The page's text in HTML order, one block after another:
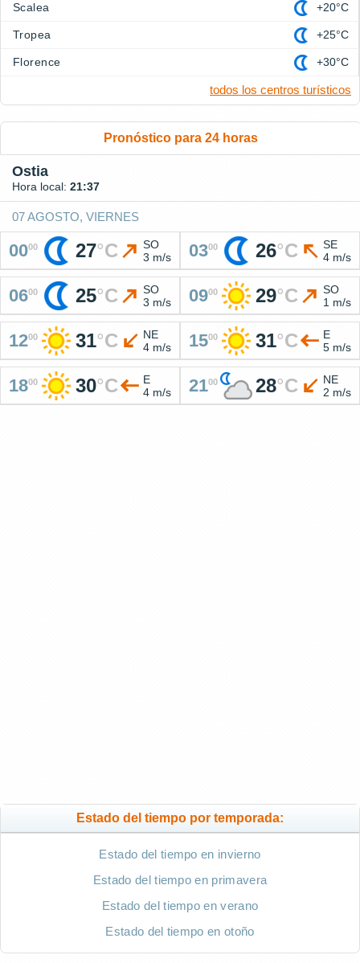
Scalea +20°C
Tropea +25°C
Florence +30°C
todos los centros turísticos
Pronóstico para 24 horas
Ostia
Hora local: 21:37
07 AGOSTO, VIERNES
0000 27°C
SO
3 m/s
0300 26°C
SE
4 m/s
0600 25°C
SO
3 m/s
0900 29°C
SO
1 m/s
1200 31°C
NE
4 m/s
1500 31°C
E
5 m/s
1800 30°C
E
4 m/s
2100 28°C
NE
2 m/s
Estado del tiempo por temporada:
Estado del tiempo en invierno
Estado del tiempo en primavera
Estado del tiempo en verano
Estado del tiempo en otoño